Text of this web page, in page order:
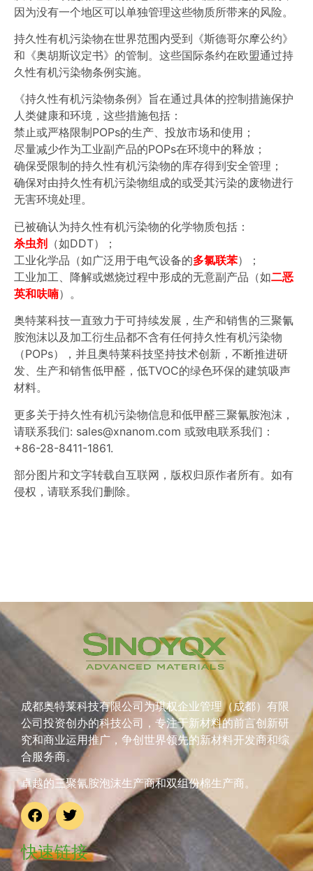
因为没有一个地区可以单独管理这些物质所带来的风险。
持久性有机污染物在世界范围内受到《斯德哥尔摩公约》
和《奥胡斯议定书》的管制。这些国际条约在欧盟通过持
久性有机污染物条例实施。
《持久性有机污染物条例》旨在通过具体的控制措施保护
人类健康和环境，这些措施包括：
禁止或严格限制POPs的生产、投放市场和使用；
尽量减少作为工业副产品的POPs在环境中的释放；
确保受限制的持久性有机污染物的库存得到安全管理；
确保对由持久性有机污染物组成的或受其污染的废物进行
无害环境处理。
已被确认为持久性有机污染物的化学物质包括：
杀虫剂 （如DDT）；
工业化学品（如广泛用于电气设备的多氯联苯）；
工业加工、降解或燃烧过程中形成的无意副产品（如二恶
英和呋喃）。
奥特莱科技一直致力于可持续发展，生产和销售的三聚氰
胺泡沫以及加工衍生品都不含有任何持久性有机污染物
（POPs），并且奥特莱科技坚持技术创新，不断推进研
发、生产和销售低甲醛，低TVOC的绿色环保的建筑吸声
材料。
更多关于持久性有机污染物信息和低甲醛三聚氰胺泡沫 ，
请联系我们: sales@xnanom.com 或致电联系我们：
+86-28-8411-1861.
部分图片和文字转载自互联网，版权归原作者所有。如有
侵权，请联系我们删除。
成都奥特莱科技有限公司为琪权企业管理（成都）有限
公司投资创办的科技公司，专注于新材料的前言创新研
究和商业运用推广，争创世界领先的新材料开发商和综
合服务商。
卓越的三聚氰胺泡沫生产商和双组份棉生产商。
快速链接